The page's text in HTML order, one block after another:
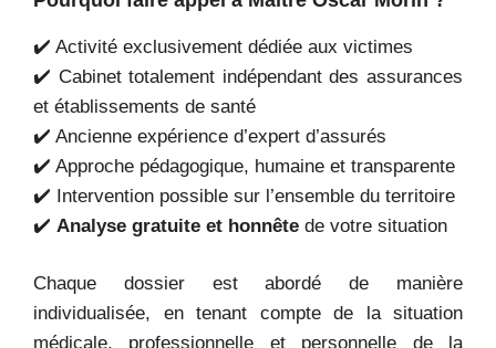
✔️ Activité exclusivement dédiée aux victimes
✔️ Cabinet totalement indépendant des assurances
et établissements de santé
✔️ Ancienne expérience d’expert d’assurés
✔️ Approche pédagogique, humaine et transparente
✔️ Intervention possible sur l’ensemble du territoire
✔️ Analyse gratuite et honnête de votre situation
Chaque dossier est abordé de manière
individualisée, en tenant compte de la situation
médicale, professionnelle et personnelle de la